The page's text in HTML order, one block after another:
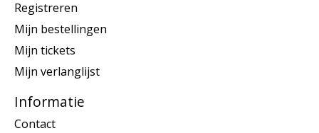
Registreren
Mijn bestellingen
Mijn tickets
Mijn verlanglijst
Informatie
Contact